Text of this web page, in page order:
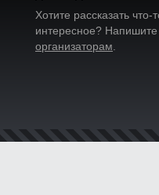
Хотите рассказать что-
интересное?
организаторам